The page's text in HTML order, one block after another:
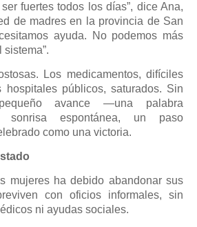
fuertes todos los días”, dice Ana,
de madres en la provincia de San
ayuda. No podemos más
Los medicamentos, difíciles
públicos, saturados. Sin
avance —una palabra
sonrisa espontánea, un paso
como una victoria.
mujeres ha debido abandonar sus
con oficios informales, sin
ni ayudas sociales.